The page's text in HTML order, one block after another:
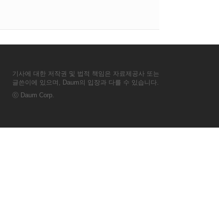
기사에 대한 저작권 및 법적 책임은 자료제공사 또는
글쓴이에 있으며, Daum의 입장과 다를 수 있습니다.
ⓒ Daum Corp.